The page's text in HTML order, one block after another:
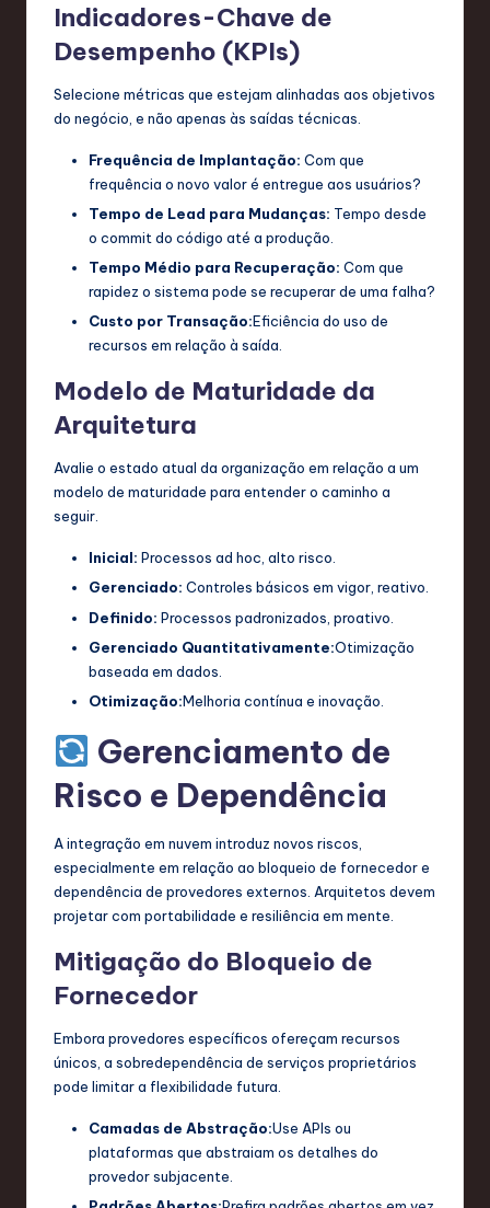
Indicadores-Chave de
Desempenho (KPIs)
Selecione métricas que estejam alinhadas aos objetivos
do negócio, e não apenas às saídas técnicas.
Frequência de Implantação: Com que
frequência o novo valor é entregue aos usuários?
Tempo de Lead para Mudanças: Tempo desde
o commit do código até a produção.
Tempo Médio para Recuperação: Com que
rapidez o sistema pode se recuperar de uma falha?
Custo por Transação:Eficiência do uso de
recursos em relação à saída.
Modelo de Maturidade da
Arquitetura
Avalie o estado atual da organização em relação a um
modelo de maturidade para entender o caminho a
seguir.
Inicial: Processos ad hoc, alto risco.
Gerenciado: Controles básicos em vigor, reativo.
Definido: Processos padronizados, proativo.
Gerenciado Quantitativamente:Otimização
baseada em dados.
Otimização:Melhoria contínua e inovação.
Gerenciamento de
Risco e Dependência
A integração em nuvem introduz novos riscos,
especialmente em relação ao bloqueio de fornecedor e
dependência de provedores externos. Arquitetos devem
projetar com portabilidade e resiliência em mente.
Mitigação do Bloqueio de
Fornecedor
Embora provedores específicos ofereçam recursos
únicos, a sobredependência de serviços proprietários
pode limitar a flexibilidade futura.
Camadas de Abstração:Use APIs ou
plataformas que abstraiam os detalhes do
provedor subjacente.